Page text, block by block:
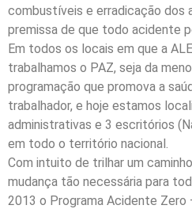
combustíveis e erradicação dos
premissa de que todo acidente
Em todos os locais em que a
trabalhamos o PAZ, seja da
programação que promova a
trabalhador, e hoje estamos
administrativas e 3 escritórios
em todo o território nacional.
Com intuito de trilhar um
mudança tão necessária para
2013 o Programa Acidente Zero